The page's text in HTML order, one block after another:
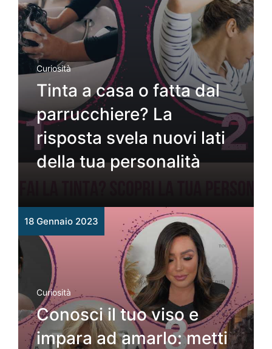
Curiosità
Tinta a casa o fatta dal
parrucchiere? La
risposta svela nuovi lati
della tua personalità
18 Gennaio 2023
Curiosità
Conosci il tuo viso e
impara ad amarlo: metti